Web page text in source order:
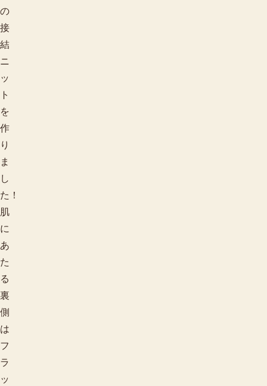
の
接
結
ニ
ッ
ト
を
作
り
ま
し
た！
肌
に
あ
た
る
裏
側
は
フ
ラ
ッ